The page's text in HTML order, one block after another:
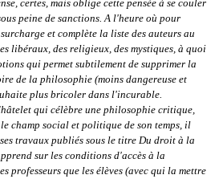
certes, mais oblige cette pensée à se couler
peine de sanctions. A l'heure où pour
et complète la liste des auteurs au
libéraux, des religieux, des mystiques, à quoi
qui permet subtilement de supprimer la
de la philosophie (moins dangereuse et
plus bricoler dans l'incurable.
qui célèbre une philosophie critique,
champ social et politique de son temps, il
travaux publiés sous le titre Du droit à la
sur les conditions d'accès à la
professeurs que les élèves (avec qui la mettre